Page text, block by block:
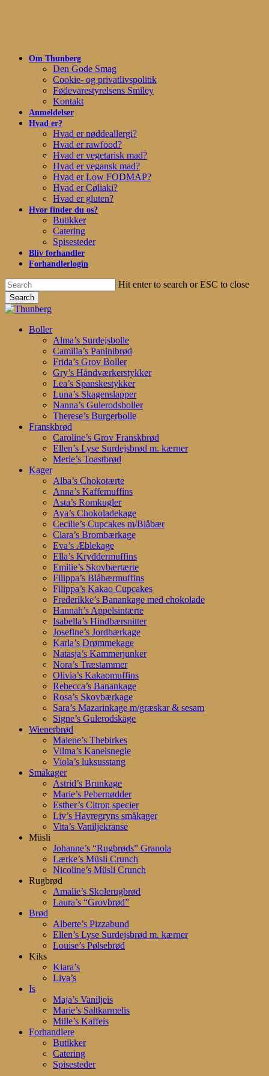
Om Thunberg
Den Gode Smag
Cookie- og privatlivspolitik
Fødevarestyrelsens Smiley
Kontakt
Anmeldelser
Hvad er?
Hvad er nøddeallergi?
Hvad er rawfood?
Hvad er vegetarisk mad?
Hvad er vegansk mad?
Hvad er Low FODMAP?
Hvad er Cøliaki?
Hvad er gluten?
Hvor finder du os?
Butikker
Catering
Spisesteder
Bliv forhandler
Forhandlerlogin
Hit enter to search or ESC to close
Search
Close
search
account
Menu
Boller
Alma’s Surdejsbolle
Camilla’s Paninibrød
Frida’s Grov Boller
Gry’s Håndværkerstykker
Lea’s Spanskestykker
Luna’s Skagenslapper
Nanna’s Gulerodsboller
Therese’s Burgerbolle
Franskbrød
Caroline’s Grov Franskbrød
Ellen’s Lyse Surdejsbrød m. kærner
Merle’s Toastbrød
Kager
Alba’s Chokotærte
Anna’s Kaffemuffins
Asta’s Romkugler
Aya’s Chokoladekage
Cecilie’s Cupcakes m/Blåbær
Clara’s Brombærkage
Eva’s Æblekage
Ella’s Kryddermuffins
Emilie’s Skovbærtærte
Filippa’s Blåbærmuffins
Filippa’s Kakao Cupcakes
Frederikke’s Banankage med chokolade
Hannah’s Appelsintærte
Isabella’s Hindbærsnitter
Josefine’s Jordbærkage
Karla’s Drømmekage
Natasja’s Kammerjunker
Nora’s Træstammer
Olivia’s Kakaomuffins
Rebecca’s Banankage
Rosa’s Skovbærkage
Sara’s Mazarinkage m/græskar & sesam
Signe’s Gulerodskage
Wienerbrød
Malene’s Thebirkes
Vilma’s Kanelsnegle
Viola’s luksusstang
Småkager
Astrid’s Brunkage
Marie’s Pebernødder
Esther’s Citron specier
Liv’s Havregryns småkager
Vita’s Vaniljekranse
Müsli
Johanne’s “Rugbrøds” Granola
Lærke’s Müsli Crunch
Nicoline’s Müsli Crunch
Rugbrød
Amalie’s Skolerugbrød
Laura’s “Grovbrød”
Brød
Alberte’s Pizzabund
Ellen’s Lyse Surdejsbrød m. kærner
Louise’s Pølsebrød
Kiks
Klara’s
Liva’s
Is
Maja’s Vaniljeis
Marie’s Saltkarmelis
Mille’s Kaffeis
Forhandlere
Butikker
Catering
Spisesteder